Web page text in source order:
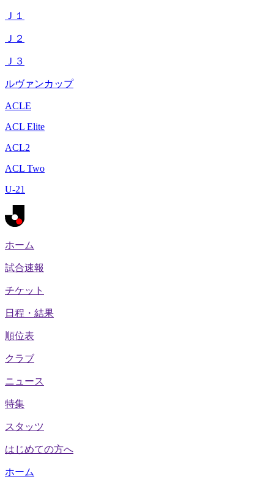
Ｊ１
Ｊ２
Ｊ３
ルヴァンカップ
ACLE
ACL Elite
ACL2
ACL Two
U-21
ホーム
試合速報
チケット
日程・結果
順位表
クラブ
ニュース
特集
スタッツ
はじめての方へ
ホーム